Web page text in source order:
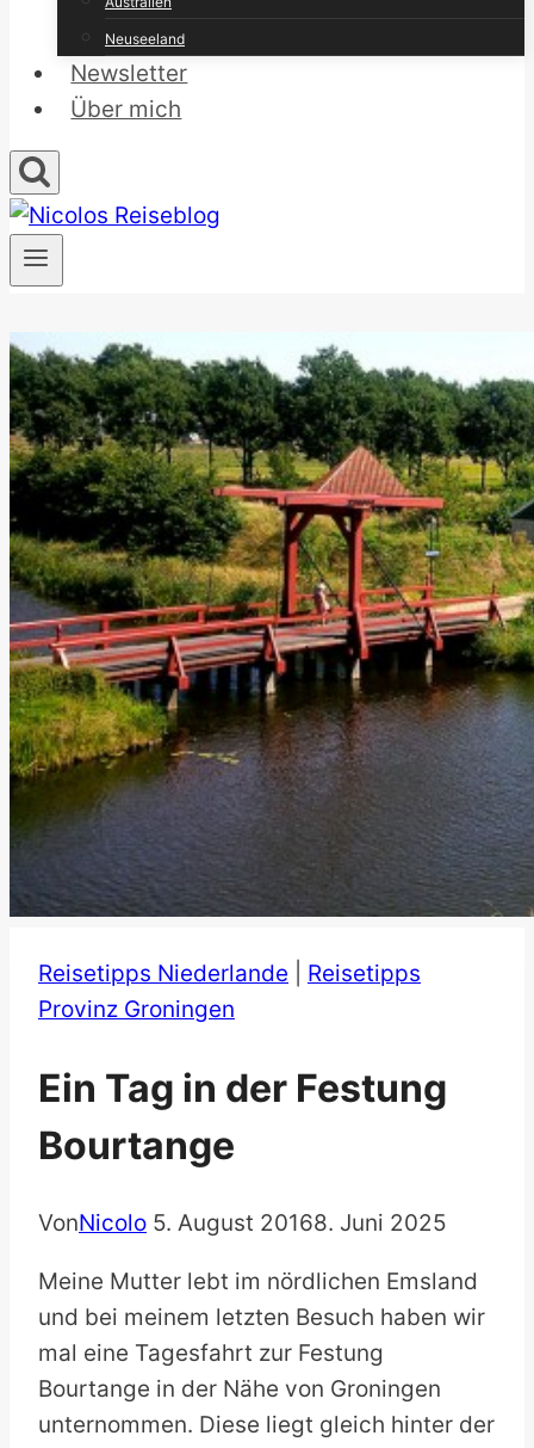
Neuseeland
Newsletter
Über mich
Reisetipps Niederlande
Reisetipps
Provinz Groningen
Ein Tag in der Festung
Bourtange
VonNicolo 5. August 20168. Juni 2025
Meine Mutter lebt im nördlichen Emsland
und bei meinem letzten Besuch haben wir
mal eine Tagesfahrt zur Festung
Bourtange in der Nähe von Groningen
unternommen. Diese liegt gleich hinter der